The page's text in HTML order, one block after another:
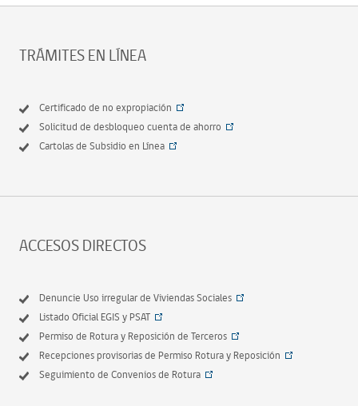
TRÁMITES EN LÍNEA
Certificado de no expropiación
Solicitud de desbloqueo cuenta de ahorro
Cartolas de Subsidio en Línea
ACCESOS DIRECTOS
Denuncie Uso irregular de Viviendas Sociales
Listado Oficial EGIS y PSAT
Permiso de Rotura y Reposición de Terceros
Recepciones provisorias de Permiso Rotura y Reposición
Seguimiento de Convenios de Rotura